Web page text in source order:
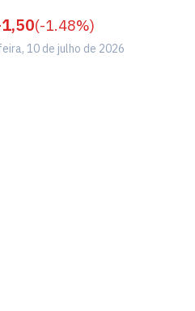
(-1.48%)
10 de julho de 2026